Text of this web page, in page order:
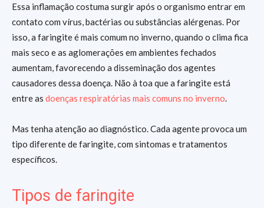
Essa inflamação costuma surgir após o organismo entrar em
contato com vírus, bactérias ou substâncias alérgenas. Por
isso, a faringite é mais comum no inverno, quando o clima fica
mais seco e as aglomerações em ambientes fechados
aumentam, favorecendo a disseminação dos agentes
causadores dessa doença. Não à toa que a faringite está
entre as doenças respiratórias mais comuns no inverno.
Mas tenha atenção ao diagnóstico. Cada agente provoca um
tipo diferente de faringite, com sintomas e tratamentos
específicos.
Tipos de faringite